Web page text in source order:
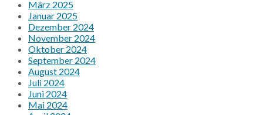
März 2025
Januar 2025
Dezember 2024
November 2024
Oktober 2024
September 2024
August 2024
Juli 2024
Juni 2024
Mai 2024